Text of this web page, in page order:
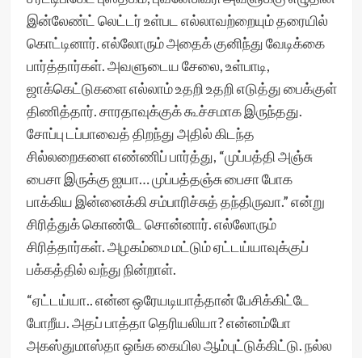
இன்லேண்ட் லெட்டர் உள்பட எல்லாவற்றையும் தரையில்
கொட்டினார். எல்லோரும் அதைக் குனிந்து வேடிக்கை
பார்த்தார்கள். அவளுடைய சேலை, உள்பாடி,
ஜாக்கெட்டுகளை எல்லாம் உதறி உதறி எடுத்து பைக்குள்
திணித்தார். சாரதாவுக்குக் கூச்சமாக இருந்தது.
சோப்பு டப்பாவைத் திறந்து அதில் கிடந்த
சில்லறைகளை எண்ணிப் பார்த்து, “முப்பத்தி அஞ்சு
பைசா இருக்கு ஐயா… முப்பத்தஞ்சு பைசா போக
பாக்கிய இன்னைக்கி சம்பாரிச்சுத் தந்திருவா.” என்று
சிரித்துக் கொண்டே சொன்னார். எல்லோரும்
சிரித்தார்கள். அழகம்மை மட்டும் ஏட்டய்யாவுக்குப்
பக்கத்தில் வந்து நின்றாள்.
“ஏட்டய்யா.. என்ன ஒரேயடியாத்தான் பேசிக்கிட்டே
போறீய. அதப் பாத்தா தெரியலியா? என்னம்போ
அகஸ்துமாஸ்தா ஒங்க கையில ஆம்புட்டுக்கிட்டு. நல்ல